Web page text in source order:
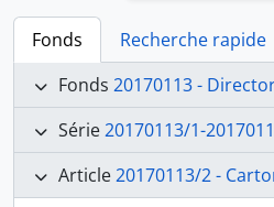
Fonds
Recherche rapide
Fonds 20170113 - Directorat de
Série20170113/1-20170113/3 - Acquisition de la Villa Médicis,
Article20170113/2 -